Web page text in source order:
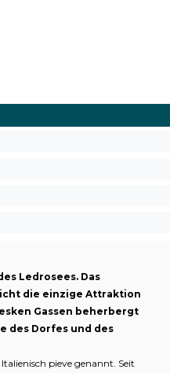
Ledrosees. Das
die einzige Attraktion
Gassen beherbergt
des Dorfes und des
pieve genannt. Seit